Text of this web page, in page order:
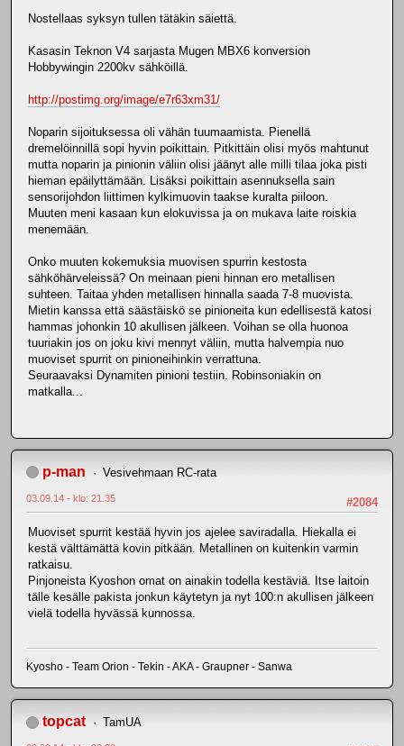
Nostellaas syksyn tullen tätäkin säiettä.
Kasasin Teknon V4 sarjasta Mugen MBX6 konversion
Hobbywingin 2200kv sähköillä.
http://postimg.org/image/e7r63xm31/
Noparin sijoituksessa oli vähän tuumaamista. Pienellä
dremelöinnillä sopi hyvin poikittain. Pitkittäin olisi myös mahtunut
mutta noparin ja pinionin väliin olisi jäänyt alle milli tilaa joka pisti
hieman epäilyttämään. Lisäksi poikittain asennuksella sain
sensorijohdon liittimen kylkimuovin taakse kuralta piiloon.
Muuten meni kasaan kun elokuvissa ja on mukava laite roiskia
menemään.
Onko muuten kokemuksia muovisen spurrin kestosta
sähköhärveleissä? On meinaan pieni hinnan ero metallisen
suhteen. Taitaa yhden metallisen hinnalla saada 7-8 muovista.
Mietin kanssa että säästäiskö se pinioneita kun edellisestä katosi
hammas johonkin 10 akullisen jälkeen. Voihan se olla huonoa
tuuriakin jos on joku kivi mennyt väliin, mutta halvempia nuo
muoviset spurrit on pinioneihinkin verrattuna.
Seuraavaksi Dynamiten pinioni testiin. Robinsoniakin on
matkalla...
p-man Vesivehmaan RC-rata
#2084
03.09.14 - klo: 21.35
Muoviset spurrit kestää hyvin jos ajelee saviradalla. Hiekalla ei
kestä välttämättä kovin pitkään. Metallinen on kuitenkin varmin
ratkaisu.
Pinjoneista Kyoshon omat on ainakin todella kestäviä. Itse laitoin
tälle kesälle pakista jonkun käytetyn ja nyt 100:n akullisen jälkeen
vielä todella hyvässä kunnossa.
Kyosho - Team Orion - Tekin - AKA - Graupner - Sanwa
topcat TamUA